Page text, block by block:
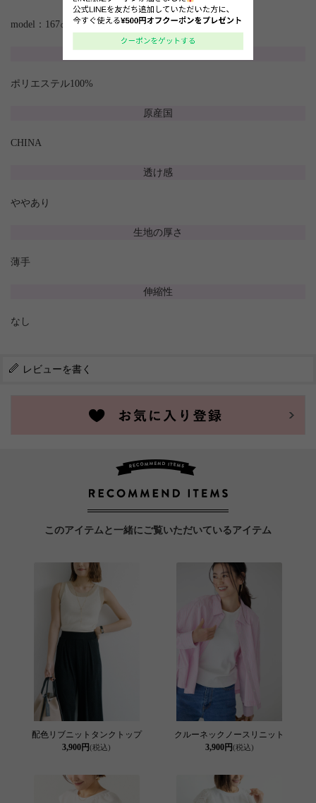
model：167㎝
ポリエステル100%
原産国
CHINA
透け感
ややあり
生地の厚さ
薄手
伸縮性
なし
レビューを書く
このアイテムと一緒にご覧いただいているアイテム
配色リブニットタンクトップ
3,900円(税込)
クルーネックノースリニット
3,900円(税込)